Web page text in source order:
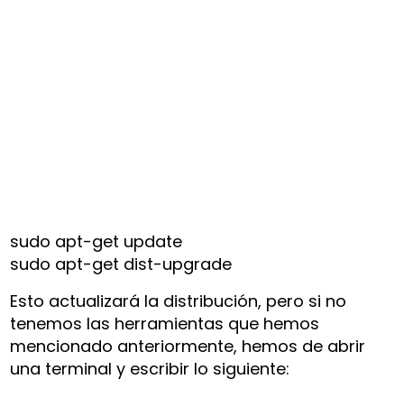
sudo apt-get update
sudo apt-get dist-upgrade
Esto actualizará la distribución, pero si no
tenemos las herramientas que hemos
mencionado anteriormente, hemos de abrir
una terminal y escribir lo siguiente: